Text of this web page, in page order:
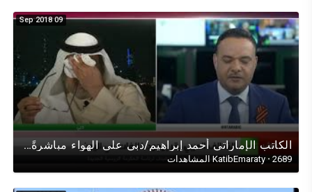
09 Sep 2018
الكاتب الإماراتي أحمد إبراهيم/دبي على الهواء مباشرةً من موسكو في حوارٍ تحليلي عن (الإمارات في سقطرى)
KatibEmaraty · 2689 المشاهدات